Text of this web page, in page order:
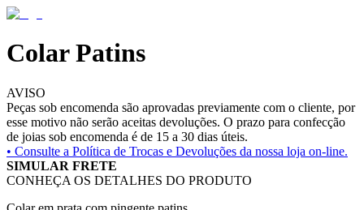
Colar Patins
AVISO
Peças sob encomenda são aprovadas previamente com o cliente, por
esse motivo não serão aceitas devoluções. O prazo para confecção
de joias sob encomenda é de 15 a 30 dias úteis.
• Consulte a Política de Trocas e Devoluções da nossa loja on-line.
SIMULAR FRETE
CONHEÇA OS DETALHES DO PRODUTO